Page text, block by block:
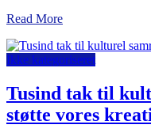
Read More
Ikke kategoriseret
Tusind tak til
støtte vores